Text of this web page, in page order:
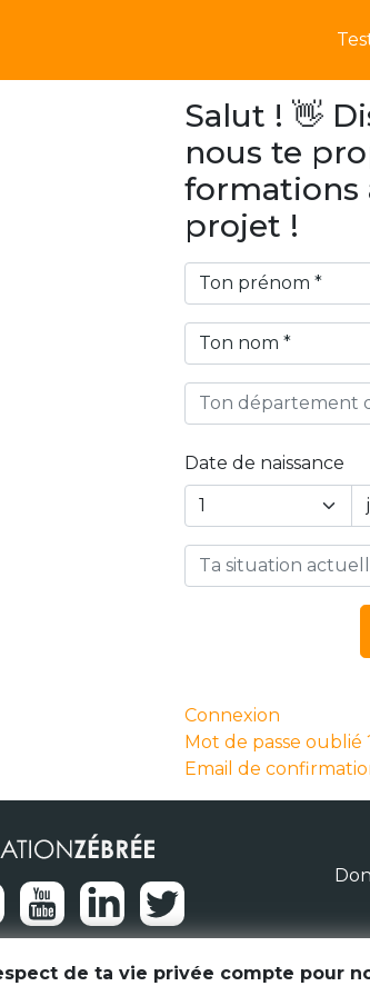
Salut ! 👋
nous te
formations
projet !
Ton département
Date de naissance
Year
Connexion
Mot de passe oublié
Email de
©
de ta vie privée compte pour